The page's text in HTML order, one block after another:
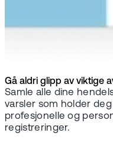
Gå aldri glipp av viktige
Samle alle dine
varsler som holder
profesjonelle og
registreringer.